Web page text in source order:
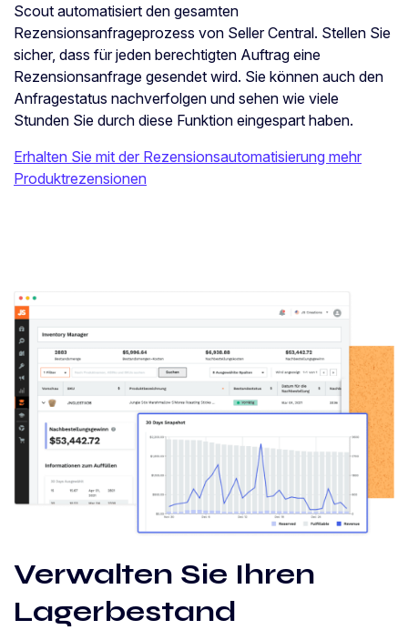
Scout automatisiert den gesamten
Rezensionsanfrageprozess von Seller Central. Stellen Sie
sicher, dass für jeden berechtigten Auftrag eine
Rezensionsanfrage gesendet wird. Sie können auch den
Anfragestatus nachverfolgen und sehen wie viele
Stunden Sie durch diese Funktion eingespart haben.
Erhalten Sie mit der Rezensionsautomatisierung mehr
Produktrezensionen
Verwalten Sie Ihren
Lagerbestand